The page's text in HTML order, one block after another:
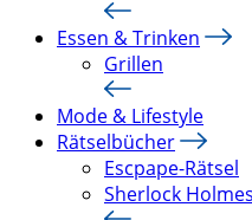
Essen & Trinken
Grillen
Mode & Lifestyle
Rätselbücher
Escpape-Rätsel
Sherlock